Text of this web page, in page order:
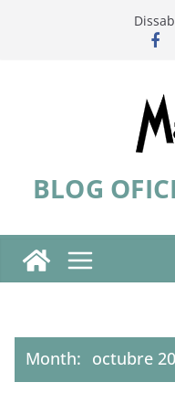
BLOG
Month: octubre